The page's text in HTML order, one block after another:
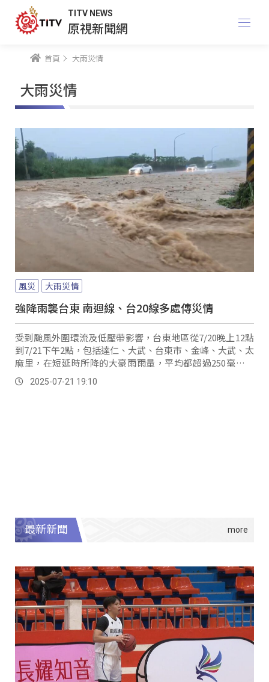
TITV NEWS
原視新聞網
首頁 大雨災情
大雨災情
風災 大雨災情
強降雨襲台東 南迴線、台20線多處傳災情
受到颱風外圍環流及低壓帶影響，台東地區從7/20晚上12點
到7/21下午2點，包括達仁、大武、台東市、金峰、大武、太
麻里，在短延時所降的大豪雨雨量，平均都超過250毫米；
其中以達仁鄉所降的累積雨量破330毫米最多，台東市區也
多處淹水嚴重，台東市豐源里的一處農田雨水無法瞬間排
2025-07-21 19:10
最新新聞